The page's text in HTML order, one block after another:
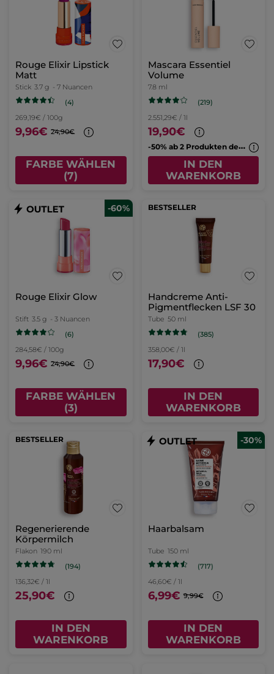
Rouge Elixir Lipstick
Matt
Stick 3.7 g - 7 Nuancen
(4)
269,19€ / 100g
9,96€ 24,90€
FARBE WÄHLEN
(7)
Mascara Essentiel
Volume
7.8 ml
(219)
2.551,29€ / 1l
19,90€
-
50% ab 2 Produkten deiner Wahl
IN DEN
WARENKORB
-60%
Rouge Elixir Glow
Stift 3.5 g - 3 Nuancen
(6)
284,58€ / 100g
9,96€ 24,90€
FARBE WÄHLEN
(3)
BESTSELLER
Handcreme Anti-
Pigmentflecken LSF 30
Tube 50 ml
(385)
358,00€ / 1l
17,90€
IN DEN
WARENKORB
BESTSELLER
Regenerierende
Körpermilch
Flakon 190 ml
(194)
136,32€ / 1l
25,90€
IN DEN
WARENKORB
-30%
Haarbalsam
Tube 150 ml
(717)
46,60€ / 1l
6,99€ 9,99€
IN DEN
WARENKORB